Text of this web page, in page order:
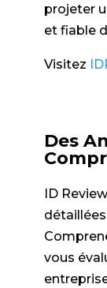
projeter
et fiable
Visitez
Des
ID
vous